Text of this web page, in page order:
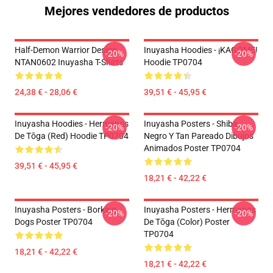
Mejores vendedores de productos
Half-Demon Warrior Design
NTAN0602 Inuyasha T-Shirts
24,38 € - 28,06 €
-20%
Inuyasha Hoodies - ¡KAGOME!
Hoodie TP0704
39,51 € - 45,95 €
-20%
Inuyasha Hoodies - Hermanos
De Tōga (red) Hoodie TP0704
39,51 € - 45,95 €
-20%
Inuyasha Posters - Shiba
Negro Y Tan Pareado Dibujos
Animados Poster TP0704
18,21 € - 42,22 €
-20%
Inuyasha Posters - Borking
Dogs Poster TP0704
18,21 € - 42,22 €
-20%
Inuyasha Posters - Hermanos
De Tōga (color) Poster
TP0704
18,21 € - 42,22 €
-20%